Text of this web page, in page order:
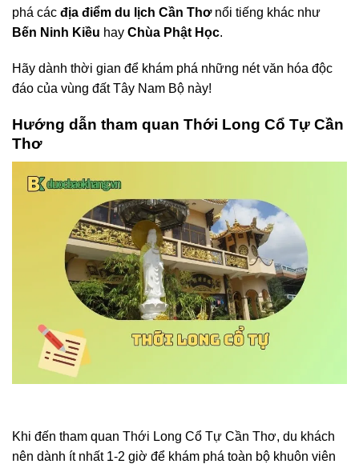
phá các địa điểm du lịch Cần Thơnổi tiếng khác như
Bến Ninh Kiều hay Chùa Phật Học.
Hãy dành thời gian để khám phá những nét văn hóa độc
đáo của vùng đất Tây Nam Bộ này!
Hướng dẫn tham quan Thới Long Cổ Tự Cần
Thơ
Khi đến tham quan Thới Long Cổ Tự Cần Thơ, du khách
nên dành ít nhất 1-2 giờ để khám phá toàn bộ khuôn viên